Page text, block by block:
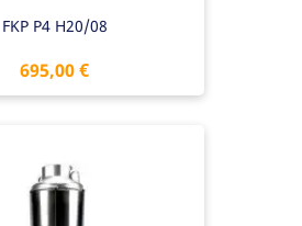
FKP P4 H20/08
Preis
695,00 €